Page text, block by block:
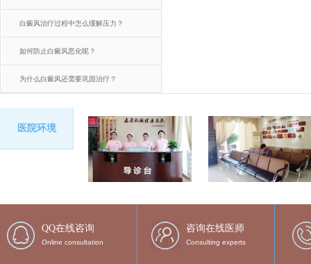
白癜风治疗过程中怎么缓解压力？
如何防止白癜风恶化呢？
为什么白癜风还需要巩固治疗？
医院环境
QQ在线咨询
Online consultation
咨询在线医师
Consulting experts